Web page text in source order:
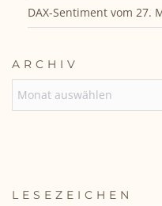
DAX-Sentiment vom 27.
ARCHIV
LESEZEICHEN